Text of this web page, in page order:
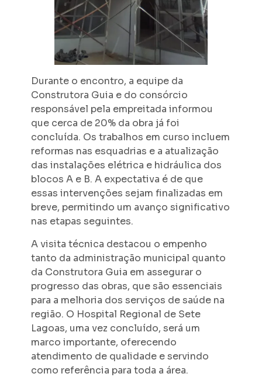
Durante o encontro, a equipe da
Construtora Guia e do consórcio
responsável pela empreitada informou
que cerca de 20% da obra já foi
concluída. Os trabalhos em curso incluem
reformas nas esquadrias e a atualização
das instalações elétrica e hidráulica dos
blocos A e B. A expectativa é de que
essas intervenções sejam finalizadas em
breve, permitindo um avanço significativo
nas etapas seguintes.
A visita técnica destacou o empenho
tanto da administração municipal quanto
da Construtora Guia em assegurar o
progresso das obras, que são essenciais
para a melhoria dos serviços de saúde na
região. O Hospital Regional de Sete
Lagoas, uma vez concluído, será um
marco importante, oferecendo
atendimento de qualidade e servindo
como referência para toda a área.